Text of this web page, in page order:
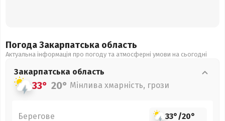
Погода Закарпатська область
Актуальна інформація про погоду та атмосферні умови на сьогодні
Закарпатська область
33° 20° Мінлива хмарність, грози
Берегове 33°/20°